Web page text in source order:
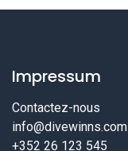
Impressum
Contactez-nous
info@divewinns.com
+352 26 123 545